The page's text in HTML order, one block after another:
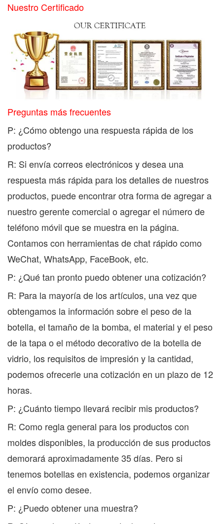
Nuestro Certificado
Preguntas más frecuentes
P: ¿Cómo obtengo una respuesta rápida de los
productos?
R: Si envía correos electrónicos y desea una
respuesta más rápida para los detalles de nuestros
productos, puede encontrar otra forma de agregar a
nuestro gerente comercial o agregar el número de
teléfono móvil que se muestra en la página.
Contamos con herramientas de chat rápido como
WeChat, WhatsApp, FaceBook, etc.
P: ¿Qué tan pronto puedo obtener una cotización?
R: Para la mayoría de los artículos, una vez que
obtengamos la información sobre el peso de la
botella, el tamaño de la bomba, el material y el peso
de la tapa o el método decorativo de la botella de
vidrio, los requisitos de impresión y la cantidad,
podemos ofrecerle una cotización en un plazo de 12
horas.
P: ¿Cuánto tiempo llevará recibir mis productos?
R: Como regla general para los productos con
moldes disponibles, la producción de sus productos
demorará aproximadamente 35 días. Pero si
tenemos botellas en existencia, podemos organizar
el envío como desee.
P: ¿Puedo obtener una muestra?